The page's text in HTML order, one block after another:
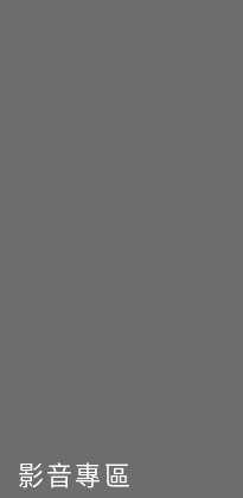
影音專區